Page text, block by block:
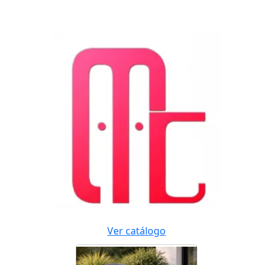
Ver catálogo